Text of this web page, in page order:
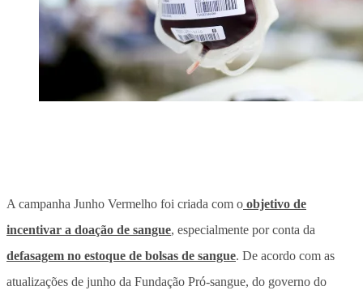
A campanha Junho Vermelho foi criada com o objetivo de
incentivar a doação de sangue, especialmente por conta da
defasagem no estoque de bolsas de sangue. De acordo com as
atualizações de junho da Fundação Pró-sangue, do governo do